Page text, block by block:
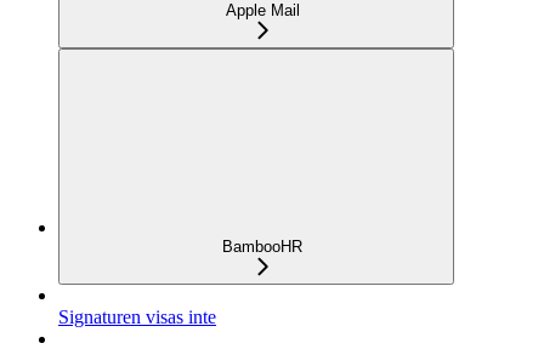
Apple Mail
BambooHR
Signaturen visas inte